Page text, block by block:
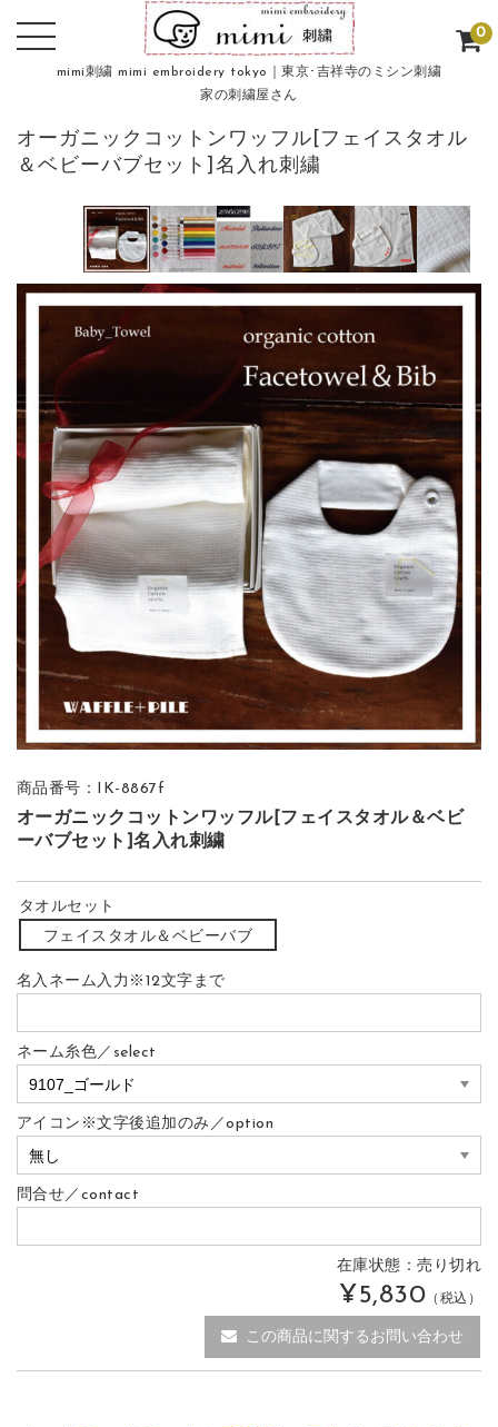
mimi刺繍 mimi embroidery tokyo｜東京･吉祥寺のミシン刺繍
家の刺繍屋さん
0
オーガニックコットンワッフル[フェイスタオル
＆ベビーバブセット]名入れ刺繍
商品番号：IK-8867f
オーガニックコットンワッフル[フェイスタオル＆ベビ
ーバブセット]名入れ刺繍
タオルセット
フェイスタオル＆ベビーバブ
名入ネーム入力※12文字まで
ネーム糸色／select
アイコン※文字後追加のみ／option
問合せ／contact
在庫状態：売り切れ
¥5,830 （税込）
この商品に関するお問い合わせ